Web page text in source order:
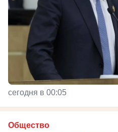
сегодня в 00:05
Общество